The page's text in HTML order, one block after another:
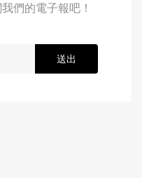
們的電子報吧！
送出